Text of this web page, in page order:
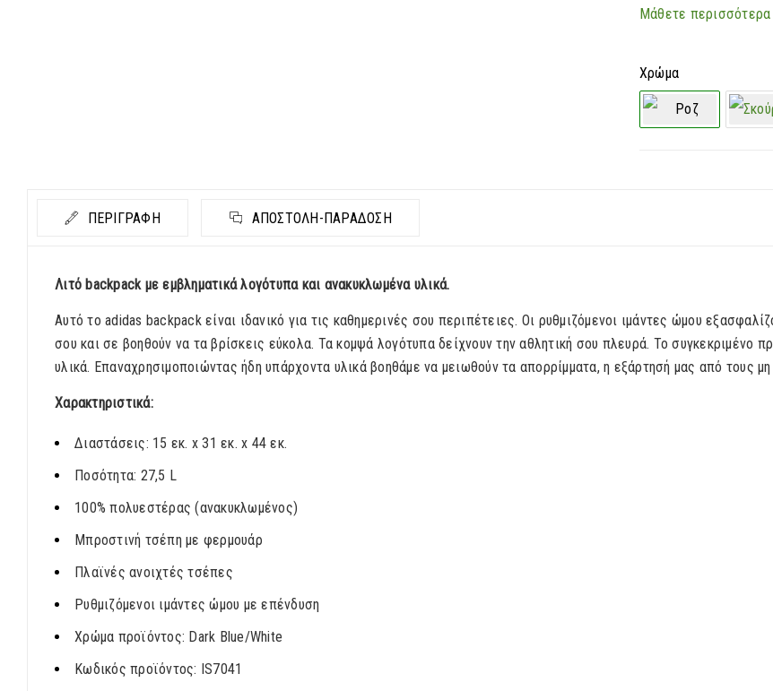
Μάθετε περισσότερα
Χρώμα
ΠΕΡΙΓΡΑΦΗ ΑΠΟΣΤΟΛΉ-ΠΑΡΆΔΟΣΗ
Λιτό backpack με εμβληματικά λογότυπα και ανακυκλωμένα υλικά.
Αυτό το adidas backpack είναι ιδανικό για τις καθημερινές σου περιπέτειες. Οι ρυθμιζόμενοι ιμάντες ώμου
σου και σε βοηθούν να τα βρίσκεις εύκολα. Τα κομψά λογότυπα δείχνουν την αθλητική σου πλευρά. Το συγκεκριμένο
υλικά. Επαναχρησιμοποιώντας ήδη υπάρχοντα υλικά βοηθάμε να μειωθούν τα απορρίμματα, η εξάρτησή μας από τους
Χαρακτηριστικά:
Διαστάσεις: 15 εκ. x 31 εκ. x 44 εκ.
Ποσότητα: 27,5 L
100% πολυεστέρας (ανακυκλωμένος)
Μπροστινή τσέπη με φερμουάρ
Πλαϊνές ανοιχτές τσέπες
Ρυθμιζόμενοι ιμάντες ώμου με επένδυση
Χρώμα προϊόντος: Dark Blue/White
Κωδικός προϊόντος: IS7041